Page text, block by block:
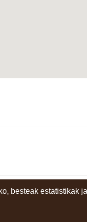
besteak estatistikak